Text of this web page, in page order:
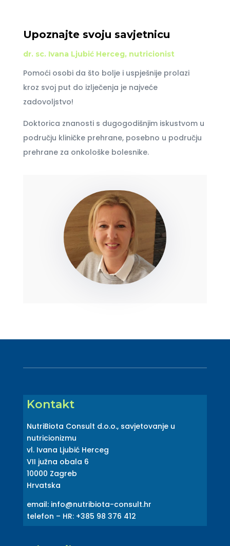
Upoznajte svoju savjetnicu
dr. sc. Ivana Ljubić Herceg, nutricionist
Pomoći osobi da što bolje i uspješnije prolazi
kroz svoj put do izlječenja je najveće
zadovoljstvo!
Doktorica znanosti s dugogodišnjim iskustvom u
području kliničke prehrane, posebno u području
prehrane za onkološke bolesnike.
Kontakt
NutriBiota Consult d.o.o., savjetovanje u
nutricionizmu
vl. Ivana Ljubić Herceg
VII južna obala 6
10000 Zagreb
Hrvatska
email: info@nutribiota-consult.hr
telefon – HR: +385 98 376 412